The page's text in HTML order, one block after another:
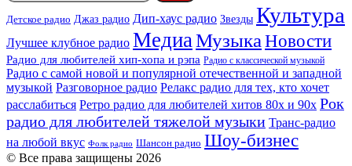
Детское радио Джаз радио Дип-хаус радио Звезды Культура
Лучшее клубное радио МедиаМузыкаНовости
Радио для любителей хип-хопа и рэпа Радио с классической музыкой
Радио с самой новой и популярной отечественной и западной
музыкой Разговорное радио Релакс радио для тех, кто хочет
расслабиться Ретро радио для любителей хитов 80х и 90х Рок
радио для любителей тяжелой музыки Транс-радио
на любой вкус Фолк радио Шансон радио Шоу-бизнес
© Все права защищены 2026